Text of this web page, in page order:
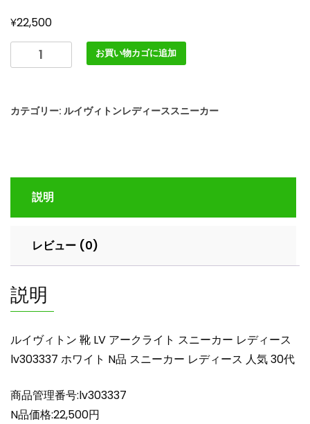
¥22,500
イ
ト
ア
ク
ト
ス
ニ
ー
ー
レ
ィ
ー
お買い物カゴに追加
カテゴリー: ルイヴィトンレディーススニーカー
説明
レビュー (0)
説明
ルイヴィトン 靴 LV アークライト スニーカー レディース
lv303337 ホワイト N品 スニーカー レディース 人気 30代
商品管理番号:lv303337
N品価格:22,500円